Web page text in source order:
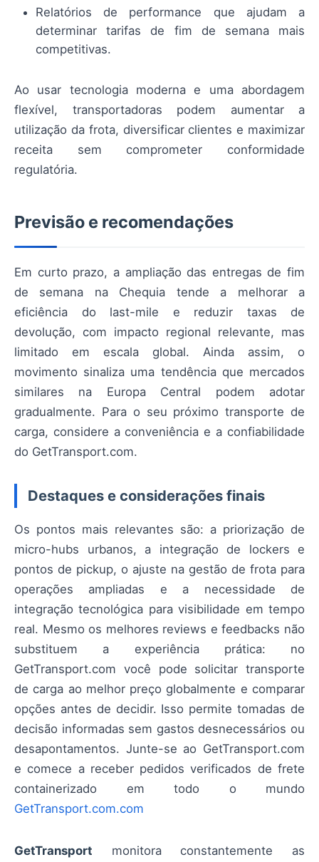
Relatórios de performance que ajudam a
determinar tarifas de fim de semana mais
competitivas.
Ao usar tecnologia moderna e uma abordagem
flexível, transportadoras podem aumentar a
utilização da frota, diversificar clientes e maximizar
receita sem comprometer conformidade
regulatória.
Previsão e recomendações
Em curto prazo, a ampliação das entregas de fim
de semana na Chequia tende a melhorar a
eficiência do last-mile e reduzir taxas de
devolução, com impacto regional relevante, mas
limitado em escala global. Ainda assim, o
movimento sinaliza uma tendência que mercados
similares na Europa Central podem adotar
gradualmente. Para o seu próximo transporte de
carga, considere a conveniência e a confiabilidade
do GetTransport.com.
Destaques e considerações finais
Os pontos mais relevantes são: a priorização de
micro-hubs urbanos, a integração de lockers e
pontos de pickup, o ajuste na gestão de frota para
operações ampliadas e a necessidade de
integração tecnológica para visibilidade em tempo
real. Mesmo os melhores reviews e feedbacks não
substituem a experiência prática: no
GetTransport.com você pode solicitar transporte
de carga ao melhor preço globalmente e comparar
opções antes de decidir. Isso permite tomadas de
decisão informadas sem gastos desnecessários ou
desapontamentos. Junte-se ao GetTransport.com
e comece a receber pedidos verificados de frete
containerizado em todo o mundo
GetTransport.com.com
GetTransport monitora constantemente as